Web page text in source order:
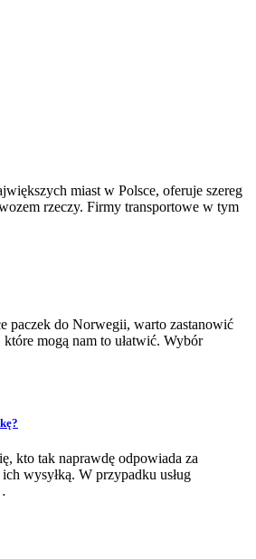
miast w Polsce, oferuje szereg
rzeczy. Firmy transportowe w tym
paczek do Norwegii, warto zastanowić
mogą nam to ułatwić. Wybór
kto tak naprawdę odpowiada za
wysyłką. W przypadku usług